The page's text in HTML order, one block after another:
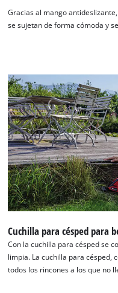
This
to
visitor.
Gracias al mango
se sujetan de forma cómoda y
Cuchilla para césped para
Con la cuchilla para césped se
limpia. La cuchilla para césped,
todos los rincones a los que no